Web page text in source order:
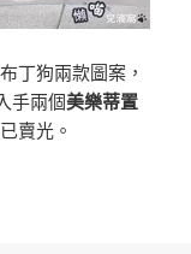
丁狗兩款圖案，
手兩個美樂蒂置
賣光。
福袋 開箱